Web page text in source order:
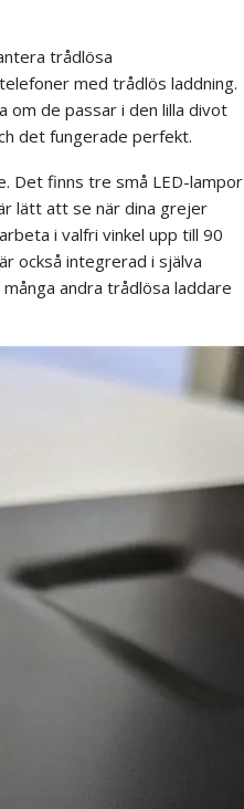
trådlösa
med trådlös laddning.
om de passar i den lilla divot
det fungerade perfekt.
Det finns tre små LED-lampor
lätt att se när dina grejer
i valfri vinkel upp till 90
också integrerad i själva
andra trådlösa laddare